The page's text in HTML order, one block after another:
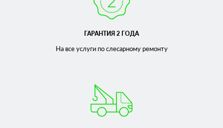
ГАРАНТИЯ 2 ГОДА
На все услуги по слесарномуремонту